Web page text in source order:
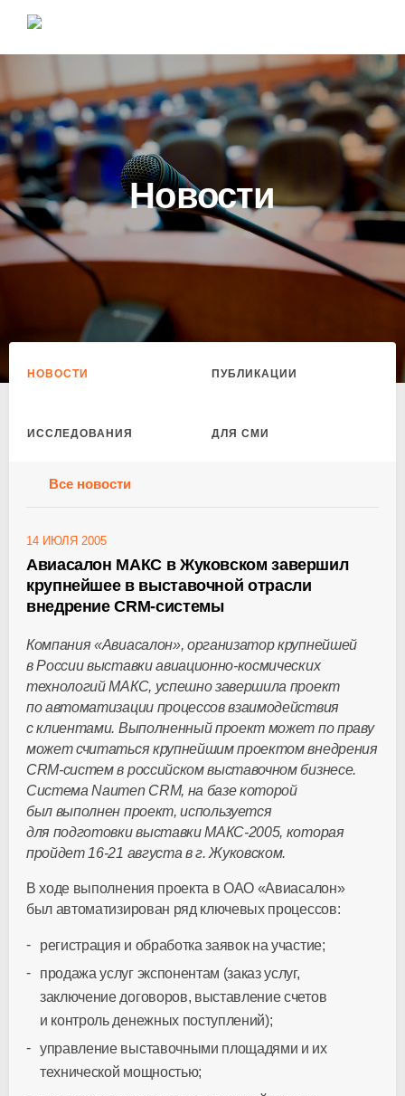
Новости
НОВОСТИ ПУБЛИКАЦИИ
ИССЛЕДОВАНИЯ ДЛЯ СМИ
Все новости
14 ИЮЛЯ 2005
Авиасалон МАКС в Жуковском завершил
крупнейшее в выставочной отрасли
внедрение CRM-системы
Компания «Авиасалон», организатор крупнейшей
в России выставки авиационно-космических
технологий МАКС, успешно завершила проект
по автоматизации процессов взаимодействия
с клиентами. Выполненный проект может по праву
может считаться крупнейшим проектом внедрения
CRM-систем в российском выставочном бизнесе.
Система Naumen CRM, на базе которой
был выполнен проект, используется
для подготовки выставки МАКС-2005, которая
пройдет 16-21 августа в г. Жуковском.
В ходе выполнения проекта в ОАО «Авиасалон»
был автоматизирован ряд ключевых процессов:
регистрация и обработка заявок на участие;
продажа услуг экспонентам (заказ услуг,
заключение договоров, выставление счетов
и контроль денежных поступлений);
управление выставочными площадями и их
технической мощностью;